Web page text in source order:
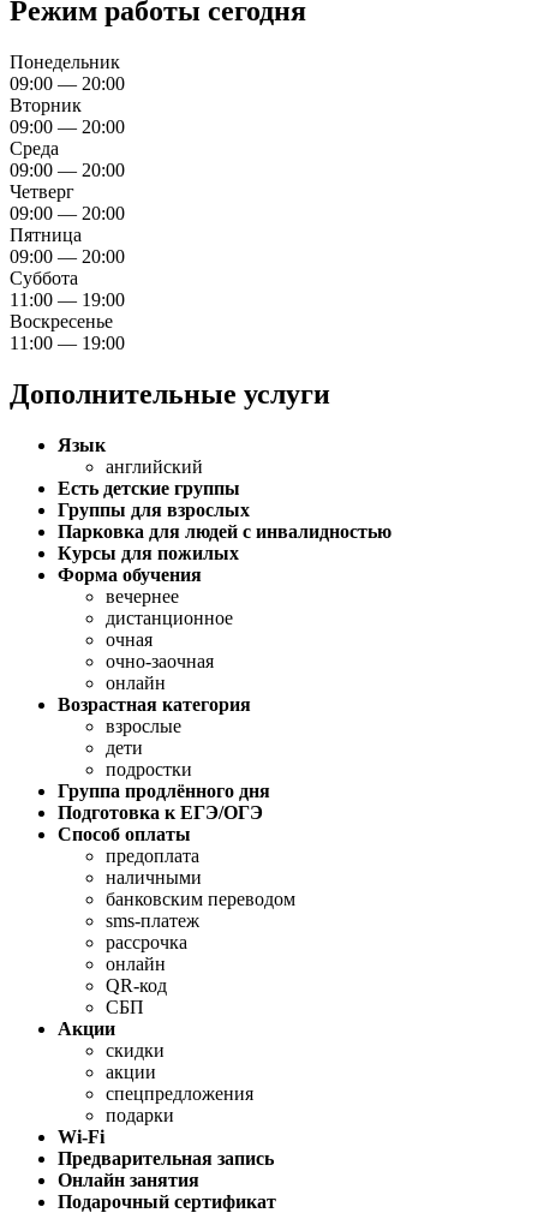
Режим работы сегодня
Понедельник
09:00 — 20:00
Вторник
09:00 — 20:00
Среда
09:00 — 20:00
Четверг
09:00 — 20:00
Пятница
09:00 — 20:00
Суббота
11:00 — 19:00
Воскресенье
11:00 — 19:00
Дополнительные услуги
Язык
английский
Есть детские группы
Группы для взрослых
Парковка для людей с инвалидностью
Курсы для пожилых
Форма обучения
вечернее
дистанционное
очная
очно-заочная
онлайн
Возрастная категория
взрослые
дети
подростки
Группа продлённого дня
Подготовка к ЕГЭ/ОГЭ
Способ оплаты
предоплата
наличными
банковским переводом
sms-платеж
рассрочка
онлайн
QR-код
СБП
Акции
скидки
акции
спецпредложения
подарки
Wi-Fi
Предварительная запись
Онлайн занятия
Подарочный сертификат